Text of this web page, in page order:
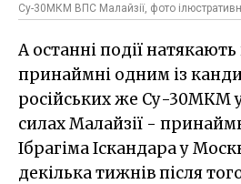
Су-30МКМ ВПС Малайзії, фото
А останні події
принаймні одним із
російських же Су-30МКМ
силах Малайзії -
Ібрагіма Іскандара у
декілька тижнів після